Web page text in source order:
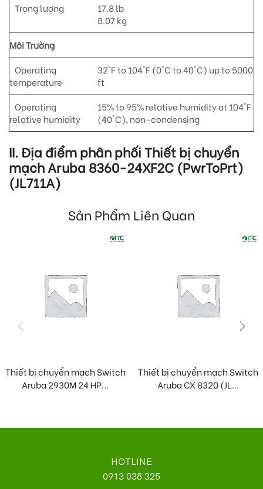
Trọng lượng
17.8 lb
8.07 kg
Môi Trường
Operating
temperature
32°F to 104°F (0°C to 40°C) up to 5000
ft
Operating
relative humidity
15% to 95% relative humidity at 104°F
(40°C), non-condensing
II. Địa điểm phân phối Thiết bị chuyển
mạch Aruba 8360-24XF2C (PwrToPrt)
(JL711A)
Sản Phẩm Liên Quan
Thiết bị chuyển mạch Switch
Aruba 2930M 24 HP...
Thiết bị chuyển mạch Switch
Aruba CX 8320 (JL...
HOTLINE
0913 038 325